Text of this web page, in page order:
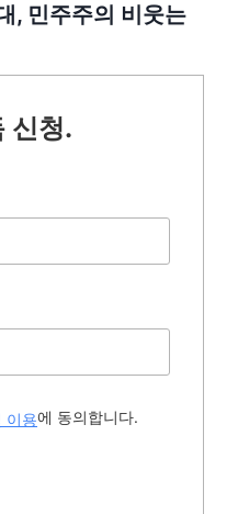
, 민주주의 비웃는
신청.
이용에 동의합니다.